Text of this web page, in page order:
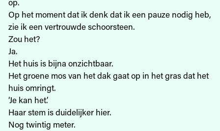
Op het moment dat ik denk dat ik een pauze nodig heb,
zie ik een vertrouwde schoorsteen.
Zou het?
Ja.
Het huis is bijna onzichtbaar.
Het groene mos van het dak gaat op in het gras dat het
huis omringt.
‘Je kan het.’
Haar stem is duidelijker hier.
Nog twintig meter.